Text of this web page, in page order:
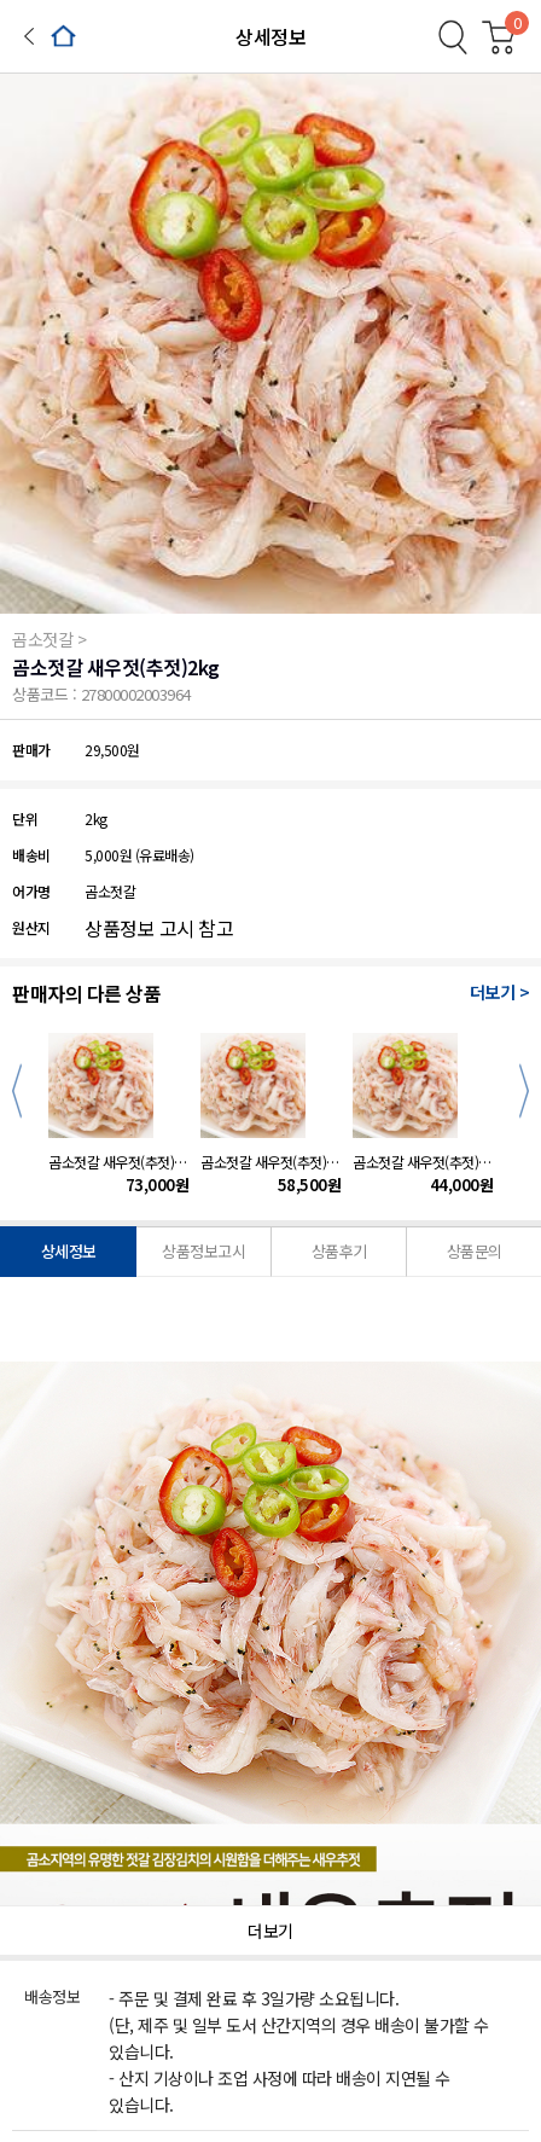
상세정보 0
곰소젓갈 >
곰소젓갈 새우젓(추젓)2kg
상품코드 : 27800002003964
판매가 29,500원
단위
2kg
배송비
5,000원 (유료배송)
어가명
곰소젓갈
원산지
상품정보 고시 참고
판매자의 다른 상품
곰소젓갈 새우젓(추젓)5kg
73,000원
곰소젓갈 새우젓(추젓)4kg
58,500원
곰소젓갈 새우젓(추젓)3kg
44,000원
더보기 >
상세정보 상품정보고시 상품후기 상품문의
더보기
배송정보
- 주문 및 결제 완료 후 3일가량 소요됩니다.
(단, 제주 및 일부 도서 산간지역의 경우 배송이 불가할 수
있습니다.
- 산지 기상이나 조업 사정에 따라 배송이 지연될 수
있습니다.